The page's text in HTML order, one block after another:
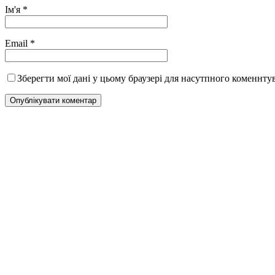
Ім'я *
Email *
Зберегти мої дані у цьому браузері для насутпного